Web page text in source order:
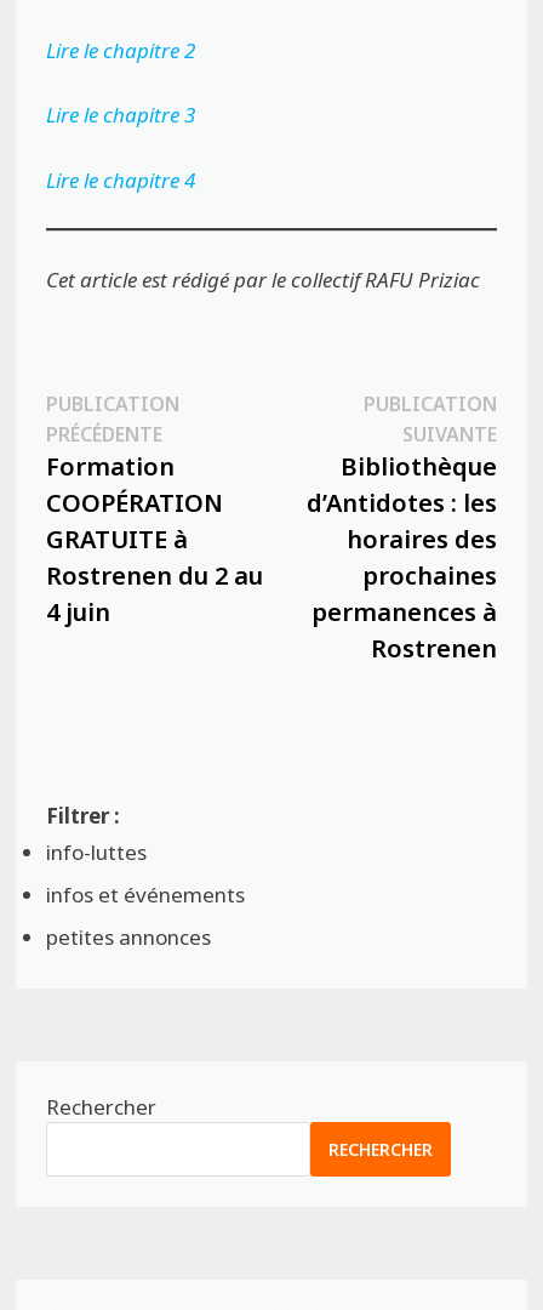
Lire le chapitre 2
Lire le chapitre 3
Lire le chapitre 4
Cet article est rédigé par le collectif RAFU Priziac
Navigation
de
l’article
PUBLICATION
PRÉCÉDENTEPublication
précédente :
Formation
COOPÉRATION
GRATUITE à
Rostrenen du 2 au
4 juin
PUBLICATION
SUIVANTE
Bibliothèque
d’Antidotes : les
horaires des
prochaines
permanences à
Rostrenen
info-luttes
infos et événements
petites annonces
Rechercher
RECHERCHER